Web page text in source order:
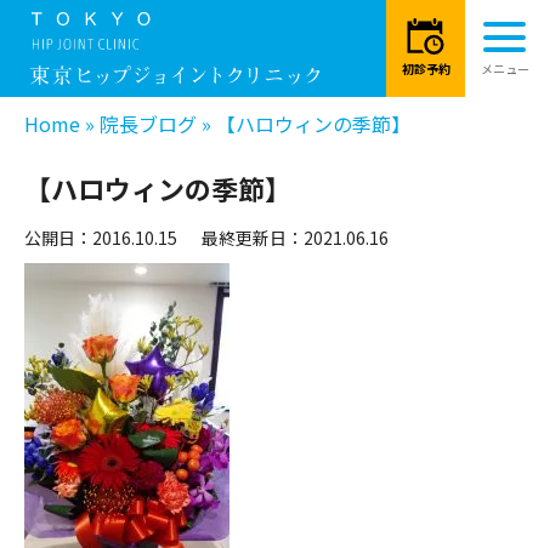
Home » 院長ブログ » 【ハロウィンの季節】
【ハロウィンの季節】
公開日：2016.10.15 最終更新日：2021.06.16